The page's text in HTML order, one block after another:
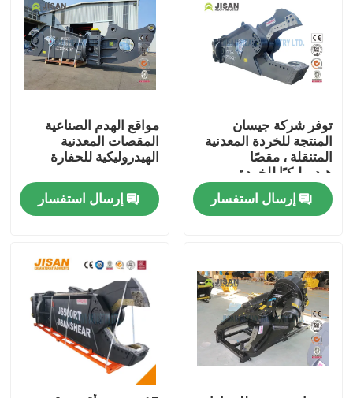
معلومات عنا
جولة في المعمل
رقابة جودة
اتصل بنا
Company News
حفارة الكسارة الصخور
توفر شركة جيسان
المنتجة للخردة المعدنية
المتنقلة ، مقصًا
هيدروليكيًا للخردة
المعدنية ، وحفارة هدم ،
وقص الفولاذإرسال استفسار
مواقع الهدم الصناعية
المقصات المعدنية
الهيدروليكية للحفارة
إرسال استفسار